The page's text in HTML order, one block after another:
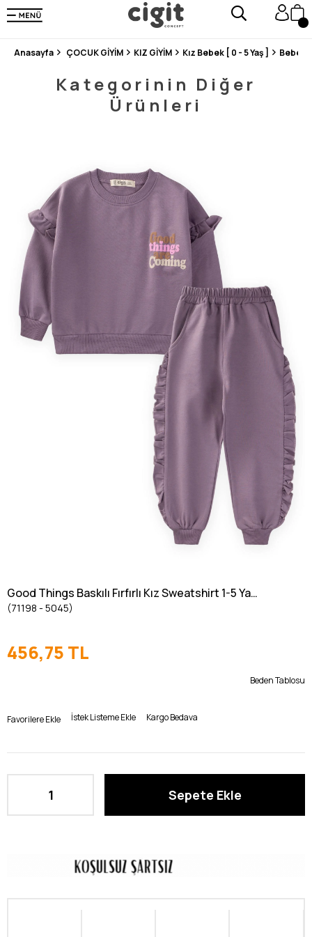
250.000'DEN FAZLA DEĞERLENDİRMEDE 5 ÜZERİNDEN 4.8 PUAN ALDI ⭐⭐⭐⭐⭐
3 MİLYONDAN FAZLA MUTLU MÜŞTERİ ❤️ 10 MİLYON ÜRÜN
Anasayfa ÇOCUK GİYİM KIZ GİYİM Kız Bebek [ 0 - 5 Yaş ] Bebek
Kategorinin Diğer
Ürünleri
Good Things Baskılı Fırfırlı Kız Sweatshirt 1-5 Yaş
Mor
(71198 - 5045)
456,75 TL
Beden Tablosu
Favorilere Ekle İstek Listeme Ekle Kargo Bedava